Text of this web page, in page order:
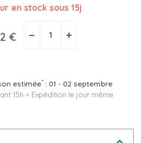
en stock sous 15j
€ − +
estimée*: 01 - 02 septembre
15h = Expédition le jour même